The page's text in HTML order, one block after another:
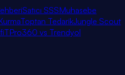
Satıcı SSSMuhasebe
Toptan TedarikJungle Scout
TPro360 vs Trendyol